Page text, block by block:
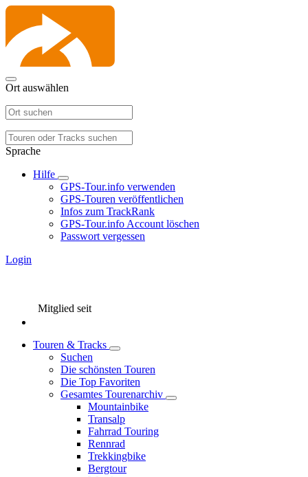
Ort auswählen
Sprache
Hilfe
GPS-Tour.info verwenden
GPS-Touren veröffentlichen
Infos zum TrackRank
GPS-Tour.info Account löschen
Passwort vergessen
Login
Mitglied seit
Touren & Tracks
Suchen
Die schönsten Touren
Die Top Favoriten
Gesamtes Tourenarchiv
Mountainbike
Transalp
Fahrrad Touring
Rennrad
Trekkingbike
Bergtour